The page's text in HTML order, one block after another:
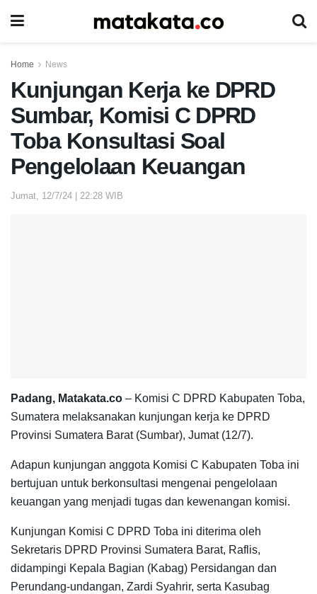
Home News
Kunjungan Kerja ke DPRD
Sumbar, Komisi C DPRD
Toba Konsultasi Soal
Pengelolaan Keuangan
Jumat, 12/7/24 | 22:28 WIB
Padang, Matakata.co – Komisi C DPRD Kabupaten Toba,
Sumatera melaksanakan kunjungan kerja ke DPRD
Provinsi Sumatera Barat (Sumbar), Jumat (12/7).
Adapun kunju­ngan anggota Komisi C Kabupaten Toba ini
bertujuan untuk berkonsultasi me­nge­nai pengelolaan
keua­ngan yang menjadi tugas dan kewenangan komisi.
Kunjungan Komisi C DPRD Toba ini diterima oleh
Sekretaris DPRD Pro­vinsi Sumatera Barat, Raflis,
didampingi Kepala Bagian (Kabag) Persidangan dan
Perundang-undangan, Zardi Syahrir, serta Kasubag